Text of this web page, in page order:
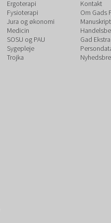
Ergoterapi
Fysioterapi
Jura og økonomi
Medicin
SOSU og PAU
Sygepleje
Trojka
Kontakt
Om Gads
Gad Ekstra